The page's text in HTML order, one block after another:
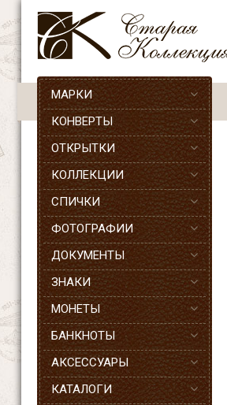
МАРКИ
КОНВЕРТЫ
ОТКРЫТКИ
КОЛЛЕКЦИИ
СПИЧКИ
ФОТОГРАФИИ
ДОКУМЕНТЫ
ЗНАКИ
МОНЕТЫ
БАНКНОТЫ
АКСЕССУАРЫ
КАТАЛОГИ